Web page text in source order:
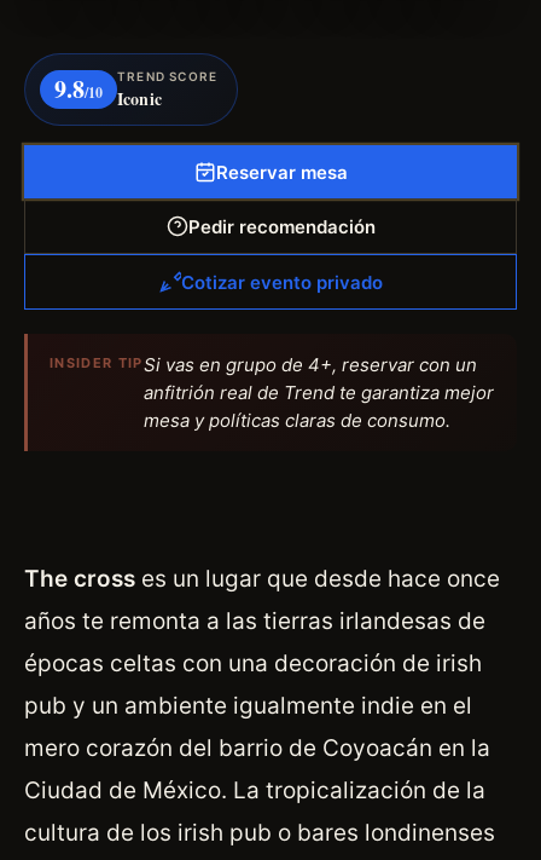
9.8/10
TREND SCORE
Iconic
Reservar mesa
Pedir recomendación
Cotizar evento privado
INSIDER TIPSi vas en grupo de 4+, reservar con un
anfitrión real de Trend te garantiza mejor
mesa y políticas claras de consumo.
The cross es un lugar que desde hace once
años te remonta a las tierras irlandesas de
épocas celtas con una decoración de irish
pub y un ambiente igualmente indie en el
mero corazón del barrio de Coyoacán en la
Ciudad de México. La tropicalización de la
cultura de los irish pub o bares londinenses